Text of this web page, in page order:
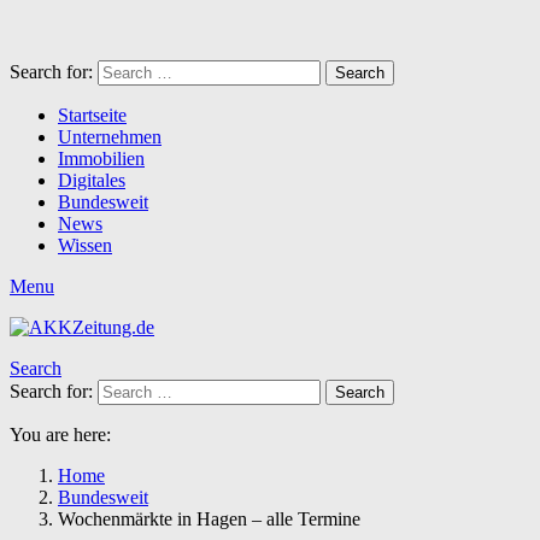
Search for: Search
Startseite
Unternehmen
Immobilien
Digitales
Bundesweit
News
Wissen
Menu
Search
Search for:
Search
You are here:
Home
Bundesweit
Wochenmärkte in Hagen – alle Termine